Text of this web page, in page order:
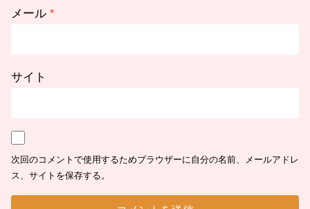
メール *
サイト
次回のコメントで使用するためブラウザーに自分の名前、メールアドレ
ス、サイトを保存する。